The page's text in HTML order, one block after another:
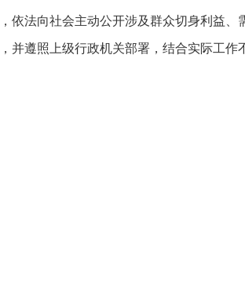
依法向社会主动公开涉及群众切身利益、
遵照上级行政机关部署，结合实际工作